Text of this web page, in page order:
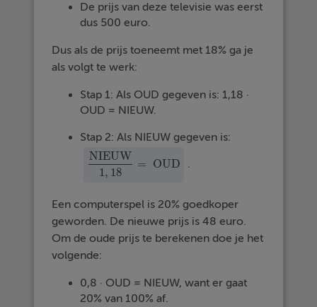
De prijs van deze televisie was eerst
dus 500 euro.
Dus als de prijs toeneemt met 18% ga je
als volgt te werk:
Stap 1: Als OUD gegeven is: 1,18 ·
OUD = NIEUW.
Stap 2: Als NIEUW gegeven is:
NIEUW
1, 18
= OUD
NIEUW1,18= OUD .
Een computerspel is 20% goedkoper
geworden. De nieuwe prijs is 48 euro.
Om de oude prijs te berekenen doe je het
volgende:
0,8 · OUD = NIEUW, want er gaat
20% van 100% af.